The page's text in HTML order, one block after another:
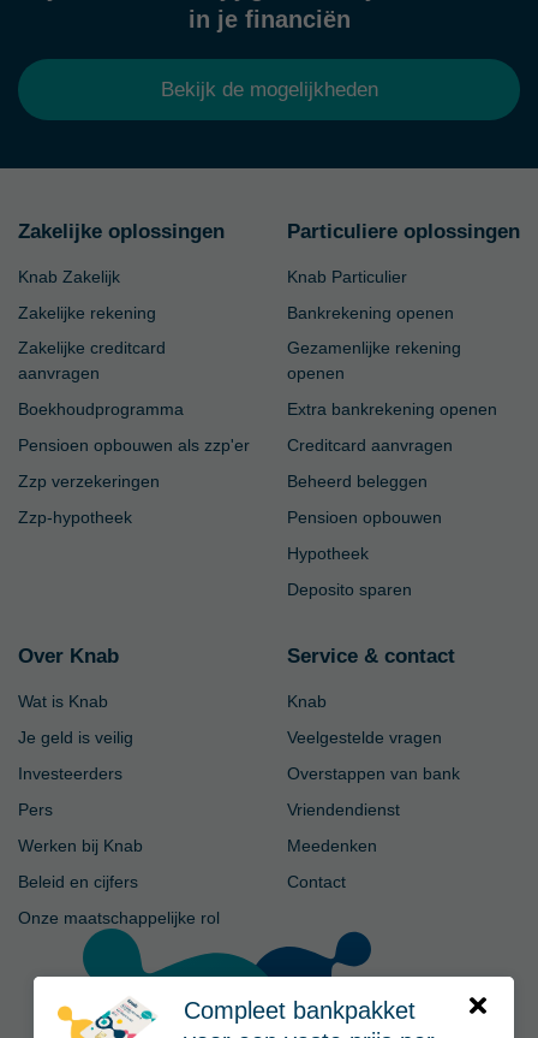
Compleet bankpakket
in je financiën
Bekijk de mogelijkheden
Zakelijke oplossingen
Knab Zakelijk
Zakelijke rekening
Zakelijke creditcard
aanvragen
Boekhoudprogramma
Pensioen opbouwen als zzp'er
Zzp verzekeringen
Zzp-hypotheek
Particuliere oplossingen
Knab Particulier
Bankrekening openen
Gezamenlijke rekening
openen
Extra bankrekening openen
Creditcard aanvragen
Beheerd beleggen
Pensioen opbouwen
Hypotheek
Deposito sparen
Over Knab
Wat is Knab
Je geld is veilig
Investeerders
Pers
Werken bij Knab
Beleid en cijfers
Onze maatschappelijke rol
Service & contact
Knab
Veelgestelde vragen
Overstappen van bank
Vriendendienst
Meedenken
Contact